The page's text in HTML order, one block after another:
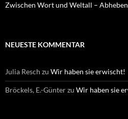
Zwischen Wort und Weltall –
NEUESTE KOMMENTAR
Julia Resch zu Wir haben sie erwischt!
Bröckels, E.-Günterzu Wir haben sie